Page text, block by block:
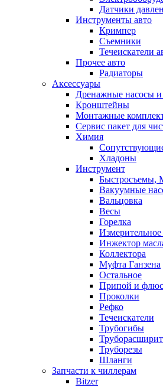
Датчики
Инструменты авто
Кримпер
Съемники
Течеискатели
Прочее авто
Радиаторы
Аксессуары
Дренажные насосы
Кронштейны
Монтажные
Сервис пакет для
Химия
Хладоны
Инструмент
Быстросъемы,
Вакуумные
Вальцовка
Весы
Горелка
Инжектор
Коллектора
Муфта Ганзена
Остальное
Припой и флюс
Проколки
Рефко
Течеискатели
Трубогибы
Труборезы
Шланги
Запчасти к чиллерам
Bitzer